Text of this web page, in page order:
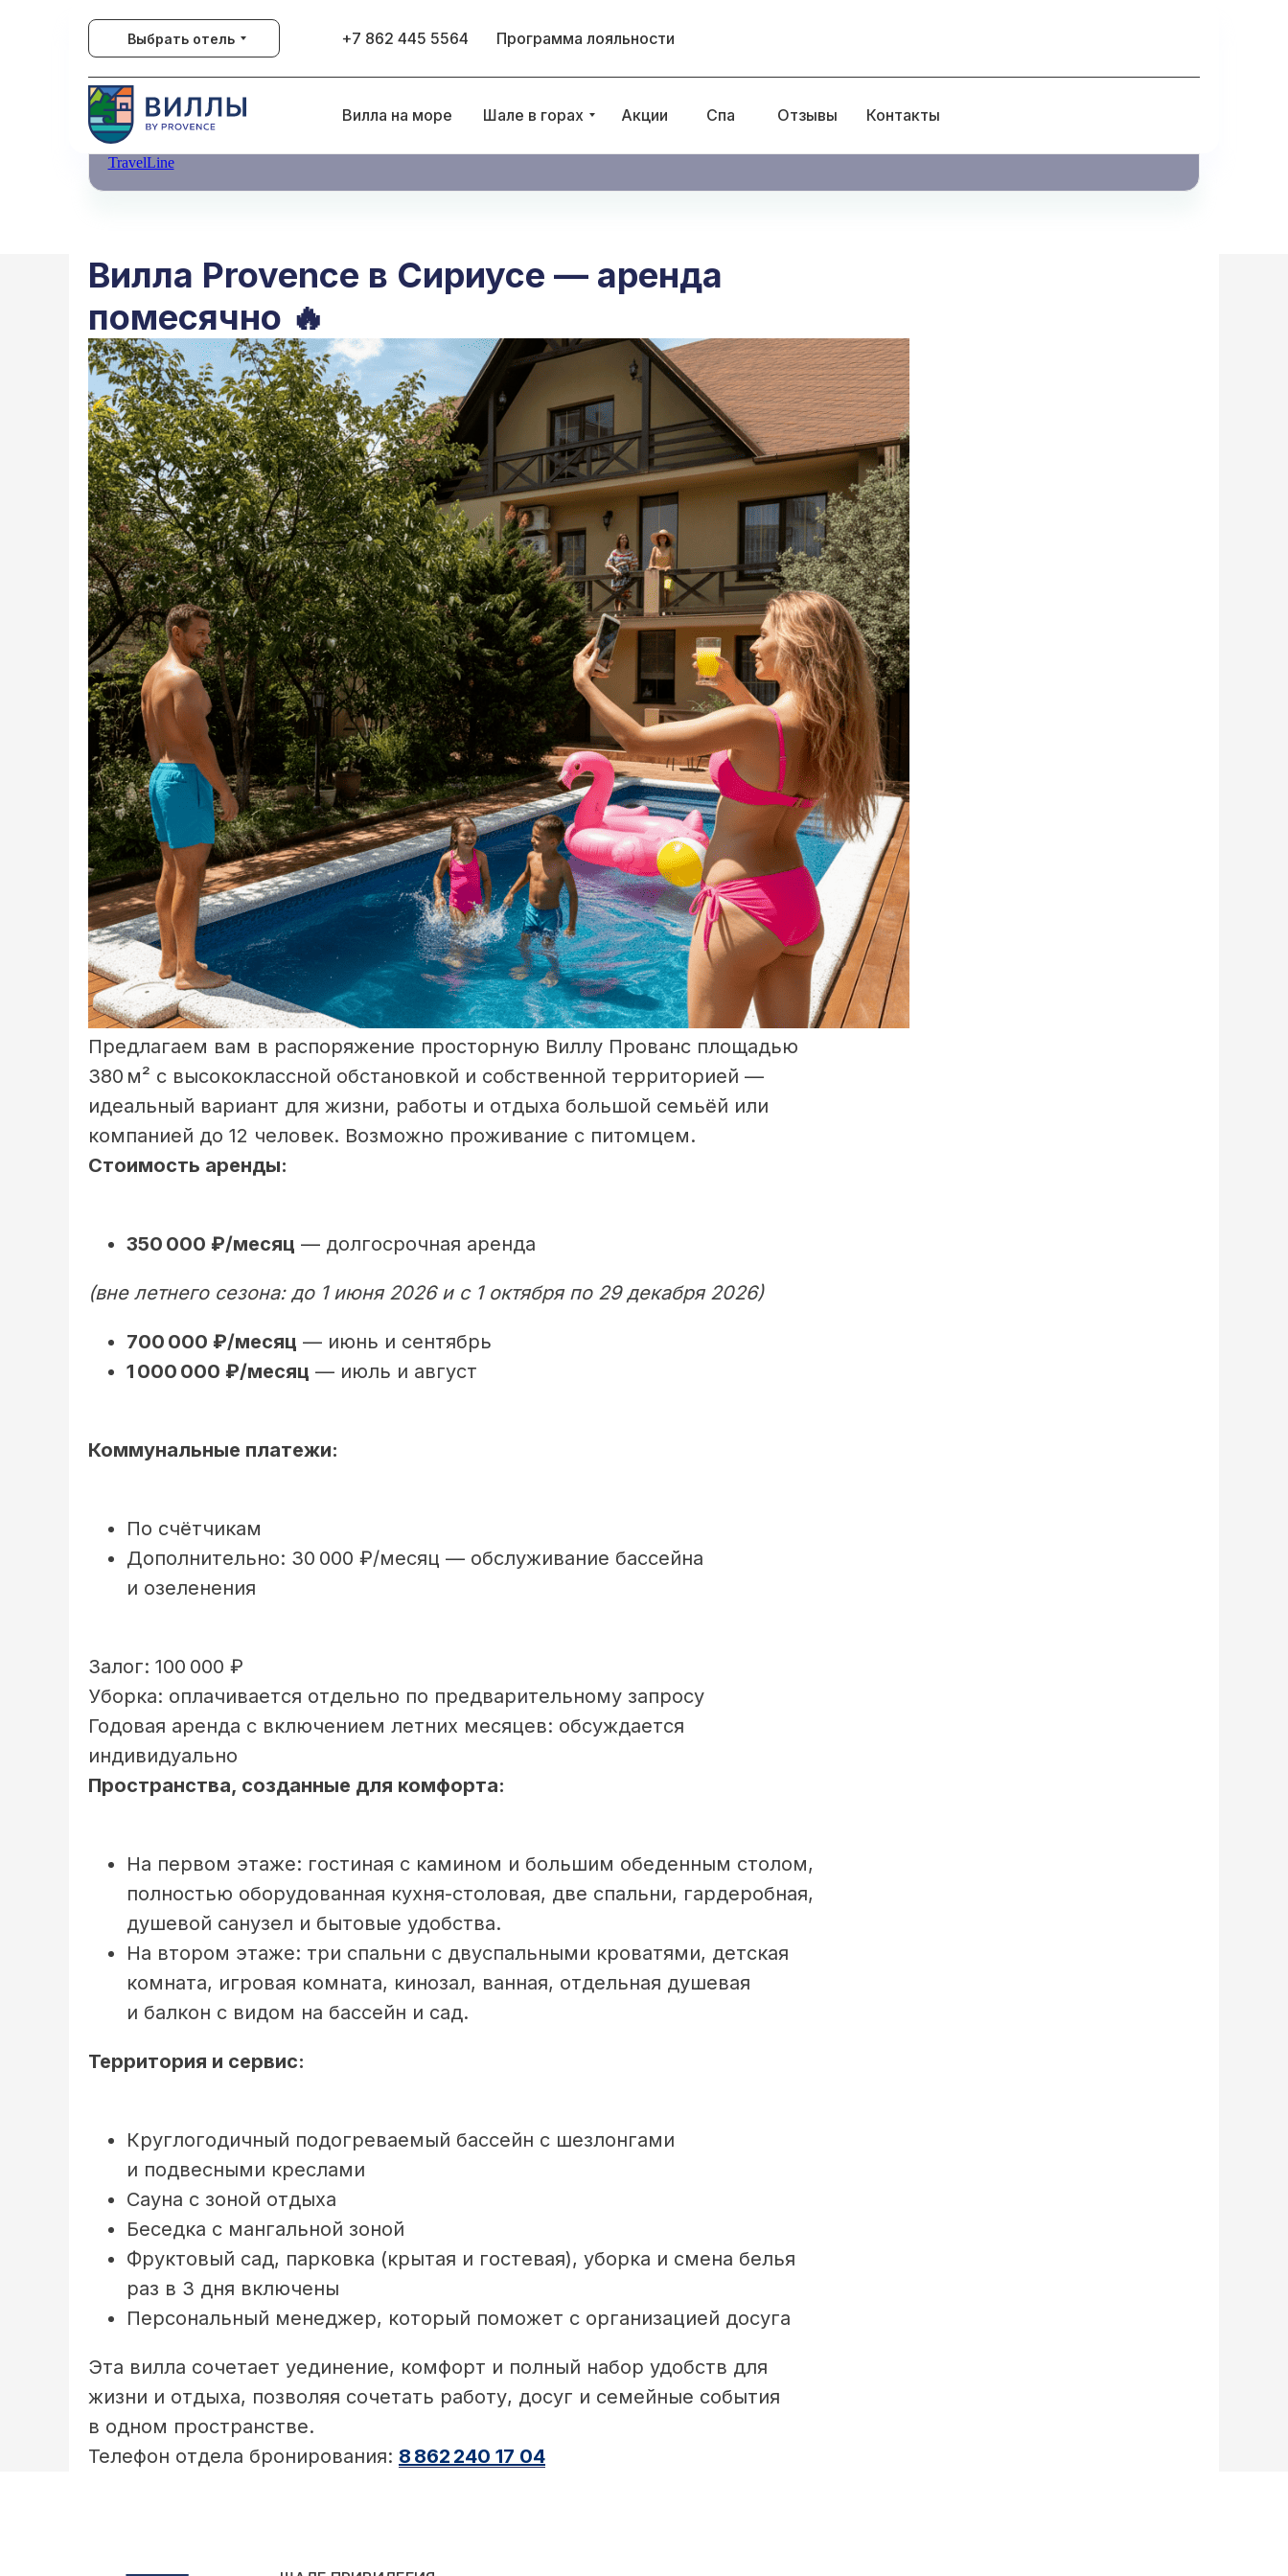
Выбрать отель
Контакты
Отзывы
Акции Спа
Программа лояльности
Шале в горах
+7 862 445 5564
Вилла на море
TravelLine
Вилла Provence в Сириусе — аренда
помесячно 🔥
Предлагаем вам в распоряжение просторную Виллу Прованс площадью
380 м² с высококлассной обстановкой и собственной территорией —
идеальный вариант для жизни, работы и отдыха большой семьёй или
компанией до 12 человек. Возможно проживание с питомцем.
Стоимость аренды:
350 000 ₽/месяц — долгосрочная аренда
(вне летнего сезона: до 1 июня 2026 и с 1 октября по 29 декабря 2026)
700 000 ₽/месяц — июнь и сентябрь
1 000 000 ₽/месяц — июль и август
Коммунальные платежи:
По счётчикам
Дополнительно: 30 000 ₽/месяц — обслуживание бассейна
и озеленения
Залог: 100 000 ₽
Уборка: оплачивается отдельно по предварительному запросу
Годовая аренда с включением летних месяцев: обсуждается
индивидуально
Пространства, созданные для комфорта:
На первом этаже: гостиная с камином и большим обеденным столом,
полностью оборудованная кухня-столовая, две спальни, гардеробная,
душевой санузел и бытовые удобства.
На втором этаже: три спальни с двуспальными кроватями, детская
комната, игровая комната, кинозал, ванная, отдельная душевая
и балкон с видом на бассейн и сад.
Территория и сервис:
Круглогодичный подогреваемый бассейн с шезлонгами
и подвесными креслами
Сауна с зоной отдыха
Беседка с мангальной зоной
Фруктовый сад, парковка (крытая и гостевая), уборка и смена белья
раз в 3 дня включены
Персональный менеджер, который поможет с организацией досуга
Эта вилла сочетает уединение, комфорт и полный набор удобств для
жизни и отдыха, позволяя сочетать работу, досуг и семейные события
в одном пространстве.
Телефон отдела бронирования: 8 862 240 17 04